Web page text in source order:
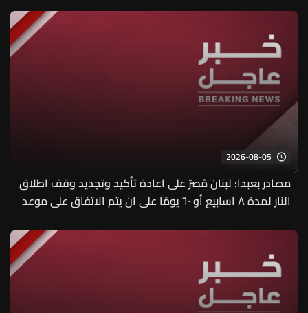
2026-08-05
مصادر بعبدا: لبنان مُصرّ على اعادة تأكيد وتجديد وقف اطلاق
النار لمدة ٨ اسابيع أو ٦٠ يومًا على ان يتم الاتفاق على موعد